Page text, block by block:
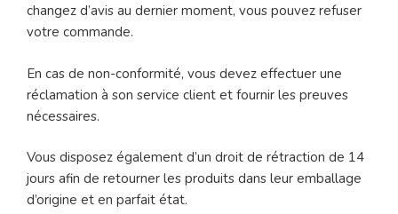
changez d’avis au dernier moment, vous pouvez refuser
votre commande.
En cas de non-conformité, vous devez effectuer une
réclamation à son service client et fournir les preuves
nécessaires.
Vous disposez également d’un droit de rétraction de 14
jours afin de retourner les produits dans leur emballage
d’origine et en parfait état.